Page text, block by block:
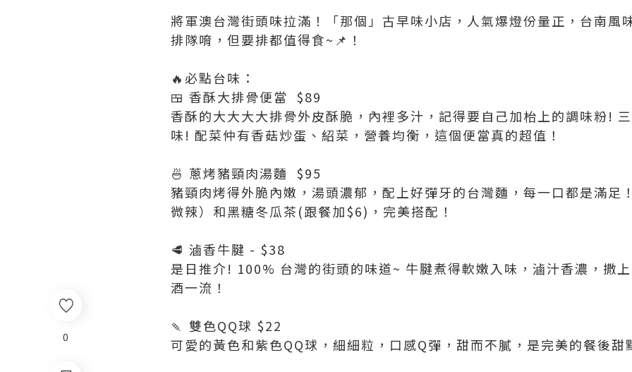
0
將軍澳台灣街頭味拉滿！「那個」古早味小店，人氣爆燈份量正，台南風
排隊唷，但要排都值得食~📌！
🔥必點台味：
🍱 香酥大排骨便當 $89
香酥的大大大大排骨外皮酥脆，內裡多汁，記得要自己加枱上的調味粉!
味! 配菜仲有香菇炒蛋、紹菜，營養均衡，這個便當真的超值！
🍜 蔥烤豬頸肉湯麵 $95
豬頸肉烤得外脆內嫩，湯頭濃郁，配上好彈牙的台灣麵，每一口都是滿足
微辣）和黑糖冬瓜茶(跟餐加$6)，完美搭配！
🥩 滷香牛腱 - $38
是日推介! 100% 台灣的街頭的味道~ 牛腱煮得軟嫩入味，滷汁香濃，撒
酒一流！
🍡 雙色QQ球 $22
可愛的黃色和紫色QQ球，細細粒，口感Q彈，甜而不膩，是完美的餐後甜